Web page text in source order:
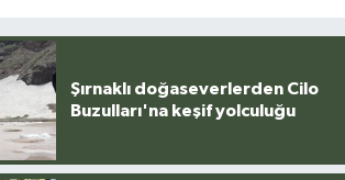
Şırnaklı doğaseverlerden Cilo
Buzulları'na keşif yolculuğu